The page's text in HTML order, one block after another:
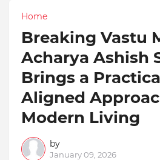
Home
Breaking Vastu
Acharya Ashish
Brings a
Aligned
Modern Living
by
January 09, 2026